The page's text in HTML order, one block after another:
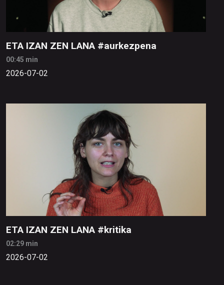
ETA IZAN ZEN LANA #aurkezpena
00:45 min
2026-07-02
ETA IZAN ZEN LANA #kritika
02:29 min
2026-07-02